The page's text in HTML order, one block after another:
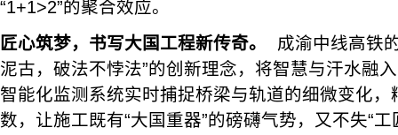
“1+1>2”的聚合效应。
匠心筑梦，书写大国工程新传奇。
成渝中线高铁
泥古，破法不悖法”的创新理念，将智慧与汗水融
智能化监测系统实时捕捉桥梁与轨道的细微变化
数，让施工既有“大国重器”的磅礴气势，又不失“